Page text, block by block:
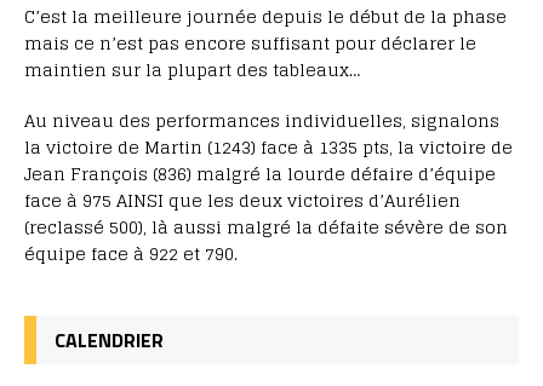
C’est la meilleure journée depuis le début de la phase
mais ce n’est pas encore suffisant pour déclarer le
maintien sur la plupart des tableaux…
Au niveau des performances individuelles, signalons
la victoire de Martin (1243) face à 1335 pts, la victoire de
Jean François (836) malgré la lourde défaire d’équipe
face à 975 AINSI que les deux victoires d’Aurélien
(reclassé 500), là aussi malgré la défaite sévère de son
équipe face à 922 et 790.
CALENDRIER